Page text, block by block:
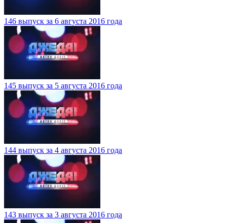
146 выпуск за 6 августа 2016 года
145 выпуск за 5 августа 2016 года
144 выпуск за 4 августа 2016 года
143 выпуск за 3 августа 2016 года